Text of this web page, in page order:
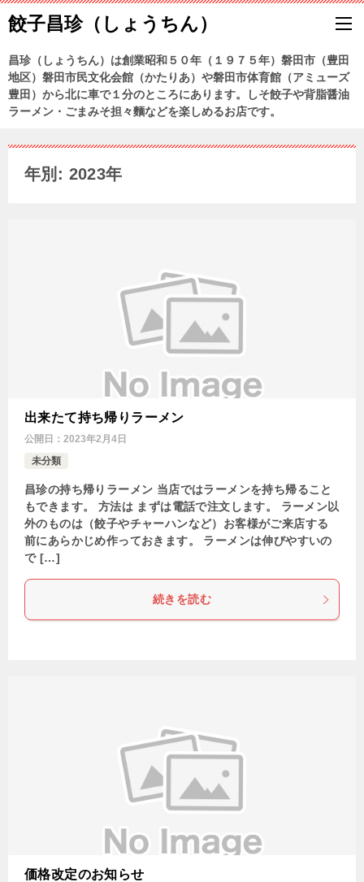
餃子昌珍（しょうちん）
昌珍（しょうちん）は創業昭和５０年（１９７５年）磐田市（豊田
地区）磐田市民文化会館（かたりあ）や磐田市体育館（アミューズ
豊田）から北に車で１分のところにあります。しそ餃子や背脂醤油
ラーメン・ごまみそ担々麵などを楽しめるお店です。
年別: 2023年
出来たて持ち帰りラーメン
公開日： 2023年2月4日
未分類
昌珍の持ち帰りラーメン 当店ではラーメンを持ち帰ること
もできます。 方法は まずは電話で注文します。 ラーメン以
外のものは（餃子やチャーハンなど）お客様がご来店する
前にあらかじめ作っておきます。 ラーメンは伸びやすいの
で […]
続きを読む
価格改定のお知らせ